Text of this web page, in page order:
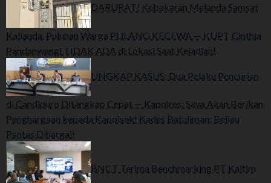
DARURAT! Kebakaran Melanda Samsat
Kalianda, Puluhan Warga PULANG KECEWA — KUPT Cinthia
Pandanwangi TIDAK ADA di Lokasi Saat Kejadian!
UNGKAP KASUS: Dua Pelaku Pencurian
di Candipuro Ditangkap Cepat — Kapolres: Saya Akan Berikan
Penghargaan kepada Kapolsek! Kades Batuliman: Beliau
Pantas Dihargai!
BNCT Terima Benchmarking PT Kaltim